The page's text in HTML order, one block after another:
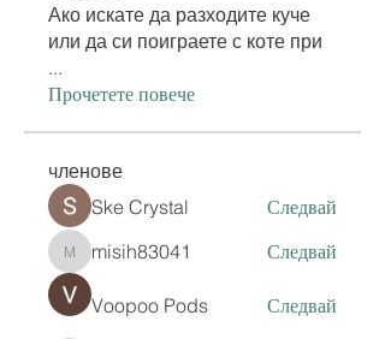
Ако искате да разходите куче
или да си поиграете с коте при
...
Прочетете повече
членове
Ske Crystal Следвай
misih83041
misih83041 Следвай
Voopoo Pods Следвай